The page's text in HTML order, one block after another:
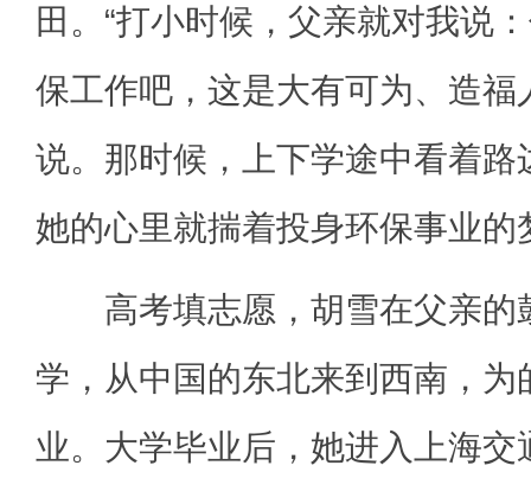
田。“打小时候，父亲就对我说
保工作吧，这是大有可为、造福
说。那时候，上下学途中看着路
她的心里就揣着投身环保事业的
高考填志愿，胡雪在父亲的
学，从中国的东北来到西南，为
业。大学毕业后，她进入上海